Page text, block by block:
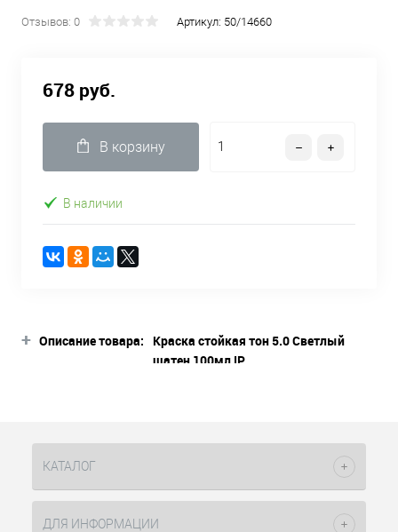
Отзывов: 0 Артикул: 50/14660
678 руб.
В корзину
В наличии
+ Описание товара:
Краска стойкая тон 5.0 Светлый
шатен 100мл IP
целостность структуры волос во
время окрашивания, цвет
КАТАЛОГ
ДЛЯ ИНФОРМАЦИИ